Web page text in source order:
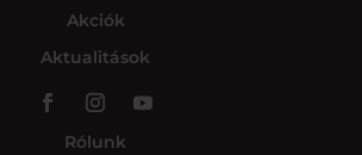
Akciók
Aktualitások
Rólunk